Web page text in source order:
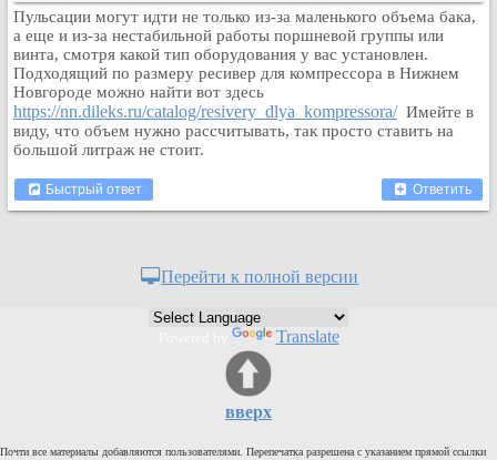
Физкультура и спорт
Видео и Кино
Авто. Мото.
Космос
Домашние питомцы
Медицина
Компьютер
Ещё
Музыкальный архив
Объявления
Пульсации могут идти не только из-за маленького объема бака,
а еще и из-за нестабильной работы поршневой группы или
винта, смотря какой тип оборудования у вас установлен.
Подходящий по размеру ресивер для компрессора в Нижнем
Новгороде можно найти вот здесь
https://nn.dileks.ru/catalog/resivery_dlya_kompressora/Имейте в
виду, что объем нужно рассчитывать, так просто ставить на
большой литраж не стоит.
Быстрый ответ Ответить
Перейти к полной версии
Translate
вверх
Почти все материалы добавляются пользователями. Перепечатка разрешена с указанием прямой ссылки